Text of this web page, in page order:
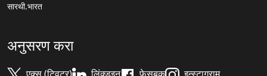
सारथी.भारत
अनुसरण करा